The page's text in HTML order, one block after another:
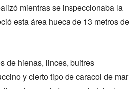
mientras se inspeccionaba la
esta área hueca de 13 metros de
de hienas, linces, buitres
y cierto tipo de caracol de mar